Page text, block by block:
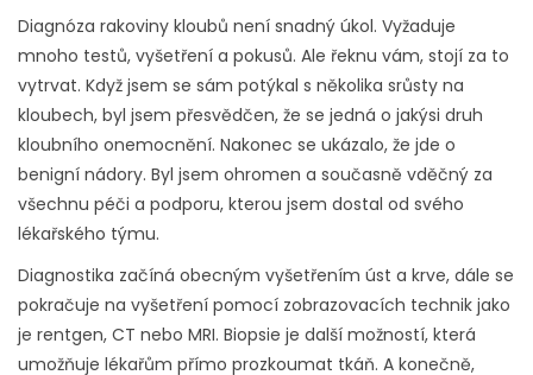
Diagnóza rakoviny kloubů není snadný úkol. Vyžaduje
mnoho testů, vyšetření a pokusů. Ale řeknu vám, stojí za to
vytrvat. Když jsem se sám potýkal s několika srůsty na
kloubech, byl jsem přesvědčen, že se jedná o jakýsi druh
kloubního onemocnění. Nakonec se ukázalo, že jde o
benigní nádory. Byl jsem ohromen a současně vděčný za
všechnu péči a podporu, kterou jsem dostal od svého
lékařského týmu.
Diagnostika začíná obecným vyšetřením úst a krve, dále se
pokračuje na vyšetření pomocí zobrazovacích technik jako
je rentgen, CT nebo MRI. Biopsie je další možností, která
umožňuje lékařům přímo prozkoumat tkáň. A konečně,